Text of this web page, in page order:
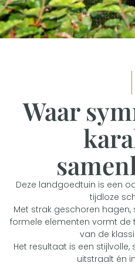
Waar
Deze landgoedtuin is een
tijdloze
Met strak geschoren
formele elementen vormt de
van de
Het resultaat is een
uitstraalt én